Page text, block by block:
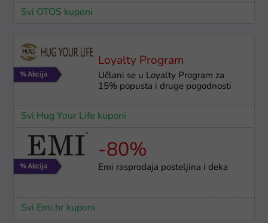
Svi OTOS kuponi
Loyalty Program
Učlani se u Loyalty Program za
15% popusta i druge pogodnosti
Svi Hug Your Life kuponi
-80%
Emi rasprodaja posteljina i deka
Svi Emi.hr kuponi